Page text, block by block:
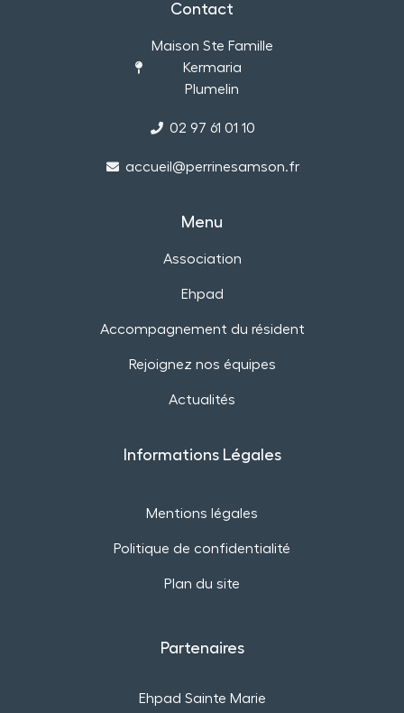
Contact
Maison Ste Famille
Kermaria
Plumelin
02 97 61 01 10
accueil@perrinesamson.fr
Menu
Association
Ehpad
Accompagnement du résident
Rejoignez nos équipes
Actualités
Informations Légales
Mentions légales
Politique de confidentialité
Plan du site
Partenaires
Ehpad Sainte Marie